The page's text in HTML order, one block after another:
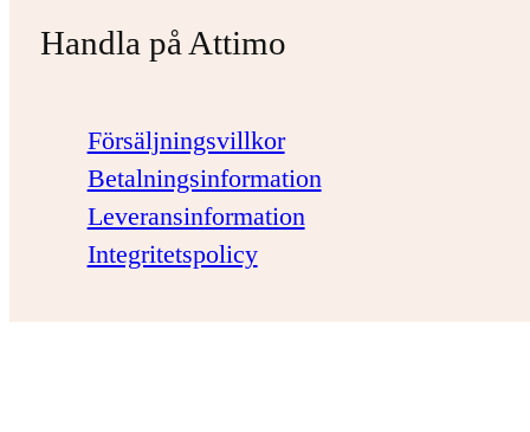
Handla på Attimo
Försäljningsvillkor
Betalningsinformation
Leveransinformation
Integritetspolicy